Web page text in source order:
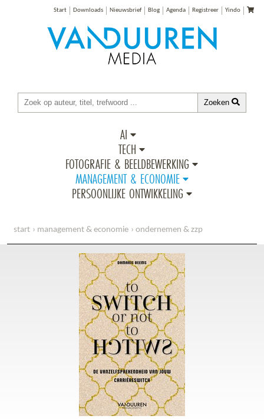
Start Downloads Nieuwsbrief Blog Agenda Registreer Yindo
Zoeken
AI
TECH
FOTOGRAFIE & BEELDBEWERKING
MANAGEMENT & ECONOMIE
PERSOONLIJKE ONTWIKKELING
start management & economie ondernemen & zzp
to switch or not to switch